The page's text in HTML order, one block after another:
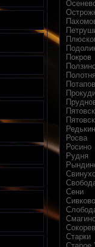
Покров
Росва
Росино
Рудня
Сени
Сивково
Старки